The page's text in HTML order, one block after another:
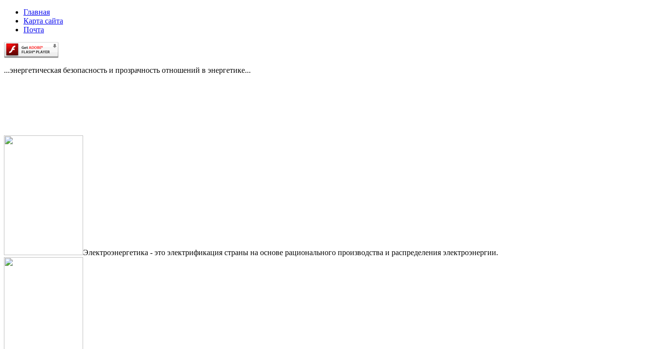
Главная
Карта сайта
Почта
...энергетическая безопасность и прозрачность отношений в энергетике...
Электроэнергетика - это электрификация страны на основе рационального производства и распределения электроэнергии.